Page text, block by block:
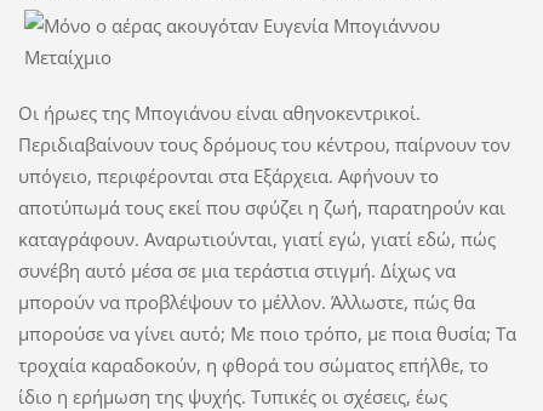
Οι ήρωες της Μπογιάνου είναι αθηνοκεντρικοί.
Περιδιαβαίνουν τους δρόμους του κέντρου, παίρνουν τον
υπόγειο, περιφέρονται στα Εξάρχεια. Αφήνουν το
αποτύπωμά τους εκεί που σφύζει η ζωή, παρατηρούν και
καταγράφουν. Αναρωτιούνται, γιατί εγώ, γιατί εδώ, πώς
συνέβη αυτό μέσα σε μια τεράστια στιγμή. Δίχως να
μπορούν να προβλέψουν το μέλλον. Άλλωστε, πώς θα
μπορούσε να γίνει αυτό; Με ποιο τρόπο, με ποια θυσία; Τα
τροχαία καραδοκούν, η φθορά του σώματος επήλθε, το
ίδιο η ερήμωση της ψυχής. Τυπικές οι σχέσεις, έως